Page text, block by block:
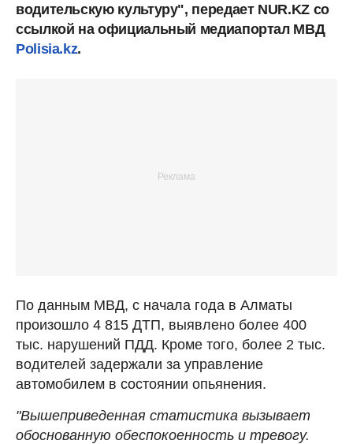
водительскую культуру", передает NUR.KZ со
ссылкой на официальный медиапортал МВД
Polisia.kz.
По данным МВД, с начала года в Алматы
произошло 4 815 ДТП, выявлено более 400
тыс. нарушений ПДД. Кроме того, более 2 тыс.
водителей задержали за управление
автомобилем в состоянии опьянения.
"Вышеприведенная статистика вызывает
обоснованную обеспокоенность и тревогу.